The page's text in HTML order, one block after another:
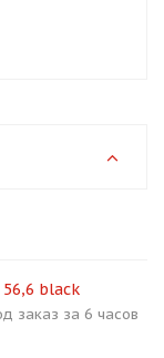
black
заказ за 6 часов